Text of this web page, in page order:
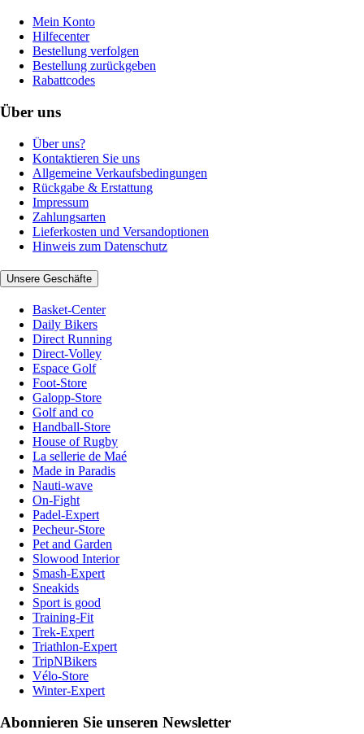
Mein Konto
Hilfecenter
Bestellung verfolgen
Bestellung zurückgeben
Rabattcodes
Über uns
Über uns?
Kontaktieren Sie uns
Allgemeine Verkaufsbedingungen
Rückgabe & Erstattung
Impressum
Zahlungsarten
Lieferkosten und Versandoptionen
Hinweis zum Datenschutz
Unsere Geschäfte
Basket-Center
Daily Bikers
Direct Running
Direct-Volley
Espace Golf
Foot-Store
Galopp-Store
Golf and co
Handball-Store
House of Rugby
La sellerie de Maé
Made in Paradis
Nauti-wave
On-Fight
Padel-Expert
Pecheur-Store
Pet and Garden
Slowood Interior
Smash-Expert
Sneakids
Sport is good
Training-Fit
Trek-Expert
Triathlon-Expert
TripNBikers
Vélo-Store
Winter-Expert
Abonnieren Sie unseren Newsletter